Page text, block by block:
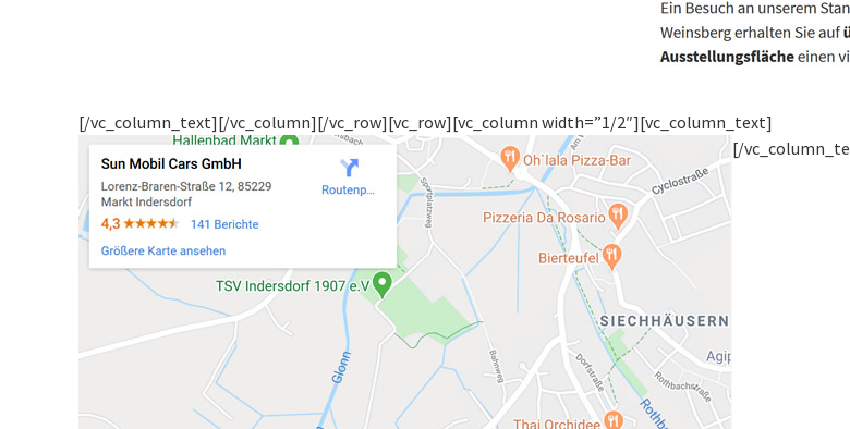
[/vc_column_text][/vc_column][/vc_row][vc_row][vc_column width=”1/2″][vc_column_text]
[/